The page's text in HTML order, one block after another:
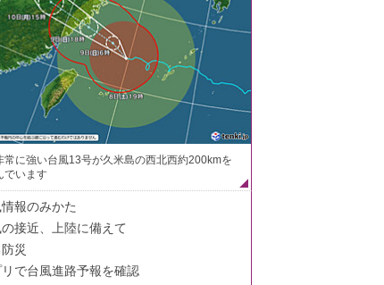
常に強い台風13号が久米島の西北西約200kmを
でいます
報のみかた
接近、上陸に備えて
災
で台風進路予報を確認